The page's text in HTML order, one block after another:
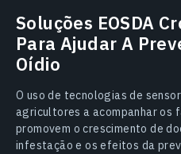
Soluções EOSDA
Para Ajudar A
Oídio
O uso de tecnologias de
agricultores a acompanhar os
promovem o crescimento de
infestação e os efeitos da